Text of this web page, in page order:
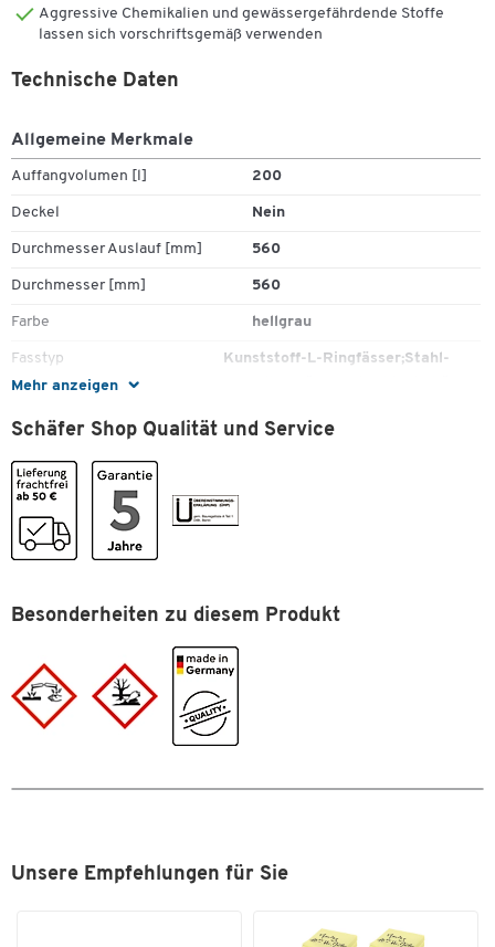
Aggressive Chemikalien und gewässergefährdende Stoffe
lassen sich vorschriftsgemäß verwenden
Mehr anzeigen
Technische Daten
Allgemeine Merkmale
Auffangvolumen [l] 200
Deckel Nein
Durchmesser Auslauf [mm] 560
Durchmesser [mm] 560
Farbe hellgrau
Fasstyp
Kunststoff-L-Ringfässer;Stahl-
Für Fassgröße [l] 200
Höhe [mm]
Material
Glasverstärkter Kunststoff
Sieb
Überlaufschutz
Schäfer Shop Qualität und Service
Besonderheiten zu diesem Produkt
Unsere Empfehlungen für Sie